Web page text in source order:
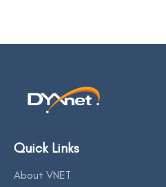
Quick Links
About VNET